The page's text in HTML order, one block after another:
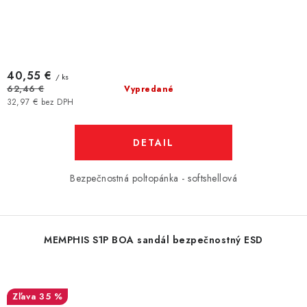
Vypredané
32,97 € bez DPH
40,55 € / ks
62,46 €
DETAIL
Bezpečnostná poltopánka - softshellová
MEMPHIS S1P BOA sandál bezpečnostný ESD
35 %